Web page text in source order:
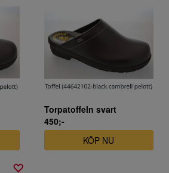
Torpatoffeln svart
450;-
KÖP NU